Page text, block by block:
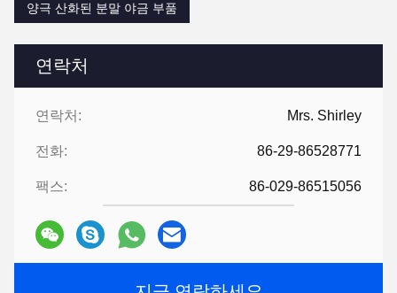
연락처
연락처: Mrs. Shirley
전화: 86-29-86528771
팩스: 86-029-86515056
양극 산화된 분말 야금 부품